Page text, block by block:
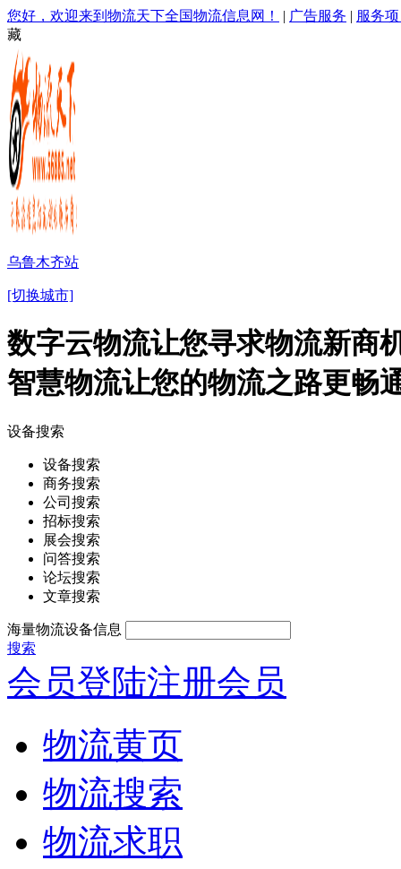
您好，欢迎来到物流天下全国物流信息网！ | 广告服务 | 服务
藏
乌鲁木齐站
[切换城市]
数字云物流让您寻求物流新商
智慧物流让您的物流之路更畅
设备搜索
设备搜索
商务搜索
公司搜索
招标搜索
展会搜索
问答搜索
论坛搜索
文章搜索
海量物流设备信息
搜索
会员登陆注册会员
物流黄页
物流搜索
物流求职